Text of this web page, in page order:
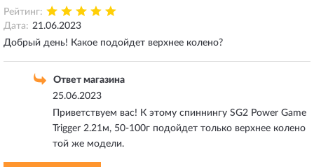
Рейтинг:
Дата: 21.06.2023
Добрый день! Какое подойдет верхнее колено?
Ответ магазина
25.06.2023
Приветствуем вас! К этому спиннингу SG2 Power Game
Trigger 2.21м, 50-100г подойдет только верхнее колено
той же модели.